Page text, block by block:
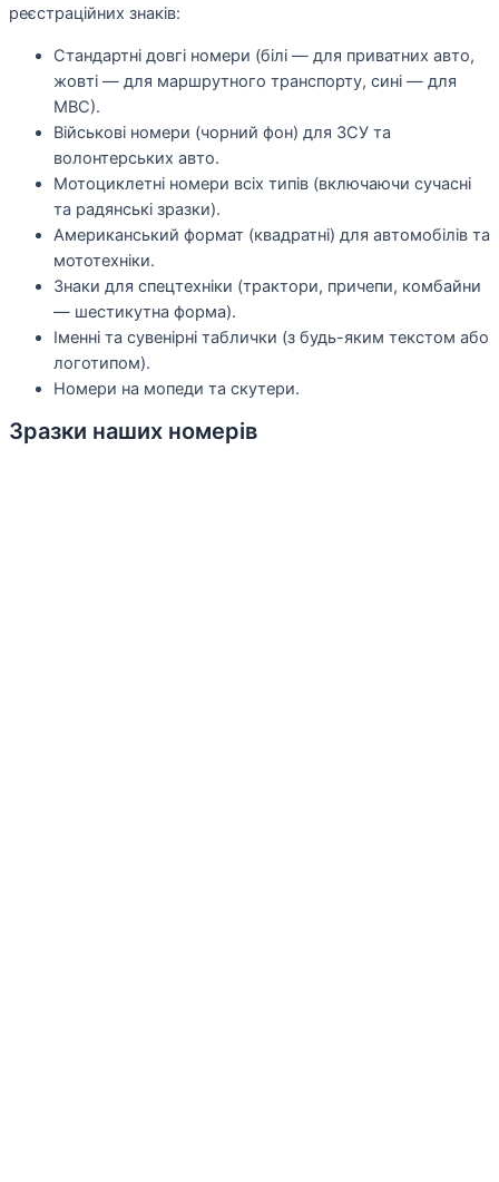
реєстраційних знаків:
Стандартні довгі номери (білі — для приватних авто,
жовті — для маршрутного транспорту, сині — для
МВС).
Військові номери (чорний фон) для ЗСУ та
волонтерських авто.
Мотоциклетні номери всіх типів (включаючи сучасні
та радянські зразки).
Американський формат (квадратні) для автомобілів та
мототехніки.
Знаки для спецтехніки (трактори, причепи, комбайни
— шестикутна форма).
Іменні та сувенірні таблички (з будь-яким текстом або
логотипом).
Номери на мопеди та скутери.
Зразки наших номерів